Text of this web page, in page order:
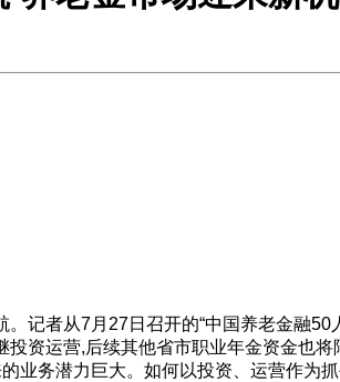
记者从7月27日召开的“中国养老金融
投资运营,后续其他省市职业年金资金也
业务潜力巨大。如何以投资、运营作